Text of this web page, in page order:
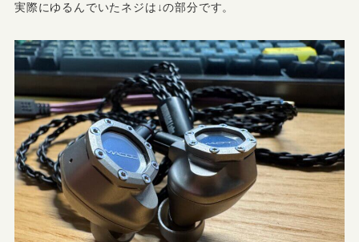
実際にゆるんでいたネジは↓の部分です。